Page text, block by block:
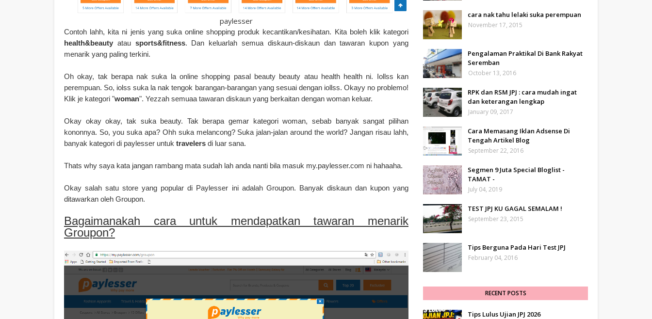
paylesser
Contoh lahh, kita ni jenis yang suka online shopping produk kecantikan/kesihatan. Kita boleh klik kategori
health&beauty atau sports&fitness. Dan keluarlah semua diskaun-diskaun dan tawaran kupon yang
menarik yang paling terkini.
Oh okay, tak berapa nak suka la online shopping pasal beauty beauty atau health health ni. Iollss kan
perempuan. So, iolss suka la nak tengok barangan-barangan yang sesuai dengan iollss. Okayy no problemo!
Klik je kategori "woman". Yezzah semuaa tawaran diskaun yang berkaitan dengan woman keluar.
Okay okay okay, tak suka beauty. Tak berapa gemar kategori woman, sebab banyak sangat pilihan
kononnya. So, you suka apa? Ohh suka melancong? Suka jalan-jalan around the world? Jangan risau lahh,
banyak kategori di paylesser untuk travelers di luar sana.
Thats why saya kata jangan rambang mata sudah lah anda nanti bila masuk my.paylesser.com ni hahaaha.
Okay salah satu store yang popular di Paylesser ini adalah Groupon. Banyak diskaun dan kupon yang
ditawarkan oleh Groupon.
Bagaimanakah cara untuk mendapatkan tawaran menarik
Groupon?
cara nak tahu lelaki suka perempuan
November 17, 2015
Pengalaman Praktikal Di Bank Rakyat
Seremban
October 13, 2016
RPK dan RSM JPJ : cara mudah ingat
dan keterangan lengkap
January 09, 2017
Cara Memasang Iklan Adsense Di
Tengah Artikel Blog
September 22, 2016
Segmen 9 Juta Special Bloglist -
TAMAT -
July 04, 2019
TEST JPJ KU GAGAL SEMALAM !
September 23, 2015
Tips Berguna Pada Hari Test JPJ
February 04, 2016
RECENT POSTS
Tips Lulus Ujian JPJ 2026